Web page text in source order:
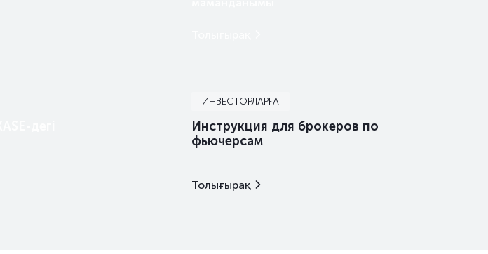
ИНВЕСТОРЛАРҒА
Инструкция для брокеров по
фьючерсам
Толығырақ